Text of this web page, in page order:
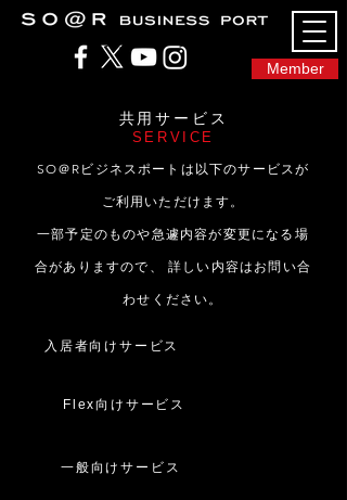
Member
SO@Rビジネスポート｜広島市のシェアオフィ
ス・コワーキングスペース
共用サービス
SERVICE
SO＠Rビジネスポートは以下のサービスが
ご利用いただけます。
一部予定のものや急遽内容が変更になる場
合がありますので、 詳しい内容はお問い合
わせください。
入居者向けサービス
Flex向けサービス
一般向けサービス